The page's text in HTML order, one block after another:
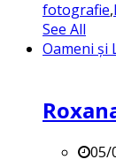
fotografie,
See All
Oameni și
05/